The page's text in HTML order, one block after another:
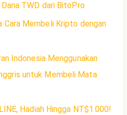
Dana TWD dari BitoPro
Cara Membeli Kripto dengan
Indonesia Menggunakan
untuk Membeli Mata
Hadiah Hingga NT$1.000!